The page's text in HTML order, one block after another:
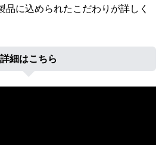
品に込められたこだわりが詳しく
詳細はこちら